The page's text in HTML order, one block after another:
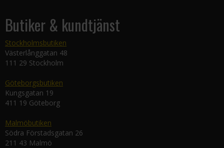
Butiker & kundtjänst
Stockholmsbutiken
Västerlånggatan 48
111 29 Stockholm
Göteborgsbutiken
Kungsgatan 19
411 19 Göteborg
Malmöbutiken
Södra Förstadsgatan 26
211 43 Malmö